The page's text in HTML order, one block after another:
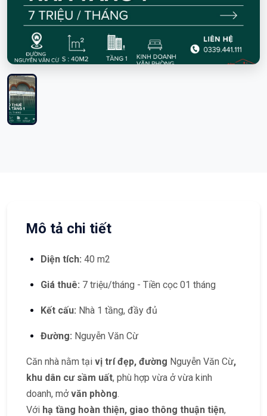
Mô tả chi tiết
Diện tích: 40 m2
Giá thuê: 7 triệu/tháng - Tiền cọc 01 tháng
Kết cấu: Nhà 1 tầng, đầy đủ
Đường: Nguyễn Văn Cừ
Căn nhà nằm tại vị trí đẹp, đường Nguyễn Văn Cừ,
khu dân cư sầm uất, phù hợp vừa ở vừa kinh
doanh, mởvăn phòng.
Với hạ tầng hoàn thiện, giao thông thuận tiện,